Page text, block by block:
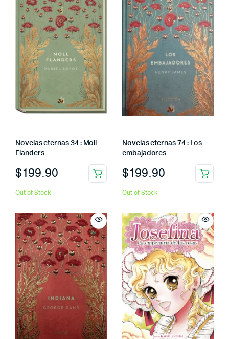
Novelas eternas 34 : Moll
Flanders
$199.90
Out of Stock
Novelas eternas 74 : Los
embajadores
$199.90
Out of Stock